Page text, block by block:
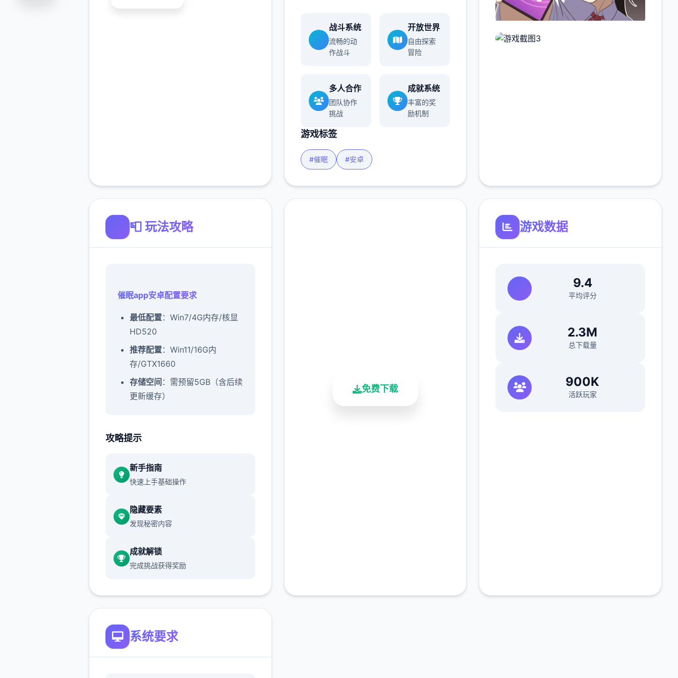
战斗系统
流畅的动
作战斗
开放世界
自由探索
冒险
多人合作
团队协作
挑战
成就系统
丰富的奖
励机制
游戏标签
#催眠 #安卓
📮 玩法攻略
催眠app安卓配置要求
​最低配置​​：Win7/4G内存/核显
HD520
​推荐配置​​：Win11/16G内
存/GTX1660
​存储空间​ ​：需预留5GB（含后续
更新缓存）
催眠app攻略：
新增chuang戏功能
现在可以进行床戏教学了
体育仓库和保健室均可触发chuang
保健室原本计划在特定时机解锁，
为角色等级≥10时开放
现在可以用剃刀自由修剪毛形状
该功能其实早已开发完成，但因未
攻略提示
新手指南
快速上手基础操作
隐藏要素
发现秘密内容
成就解锁
完成挑战获得奖励
免费下载
游戏数据
9.4
平均评分
2.3M
总下载量
900K
活跃玩家
系统要求